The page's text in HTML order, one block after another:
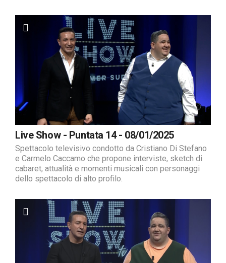
Live Show - Puntata 14 - 08/01/2025
Spettacolo televisivo condotto da Cristiano Di Stefano
e Carmelo Caccamo che propone interviste, sketch di
cabaret, attualità e momenti musicali con personaggi
dello spettacolo di alto profilo.